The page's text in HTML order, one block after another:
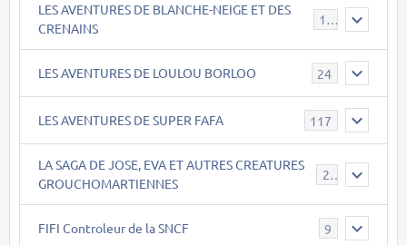
LES AVENTURES DE BLANCHE-NEIGE ET DES
CRENAINS
17
LES AVENTURES DE LOULOU BORLOO 24
LES AVENTURES DE SUPER FAFA 117
LA SAGA DE JOSE, EVA ET AUTRES CREATURES
GROUCHOMARTIENNES
26
FIFI Controleur de la SNCF 9